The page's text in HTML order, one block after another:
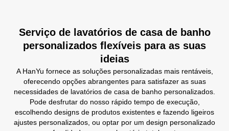
Serviço de lavatórios de casa de banho
personalizados flexíveis para as suas
ideias
A HanYu fornece as soluções personalizadas mais rentáveis,
oferecendo opções abrangentes para satisfazer as suas
necessidades de lavatórios de casa de banho personalizados.
Pode desfrutar do nosso rápido tempo de execução,
escolhendo designs de produtos existentes e fazendo ligeiros
ajustes personalizados, ou optar por um design personalizado